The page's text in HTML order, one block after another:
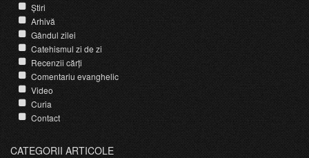
Știri
Arhivă
Gândul zilei
Catehismul zi de zi
Recenzii cărți
Comentariu evanghelic
Video
Curia
Contact
CATEGORII ARTICOLE